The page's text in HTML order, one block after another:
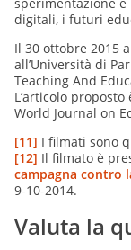
digitali, i futuri
Il 30 ottobre 2015
all’Università di
Teaching And
L’articolo
World Journal on
[11] I filmati sono
[12] Il filmato è
campagna contro
9-10-2014.
Valuta la